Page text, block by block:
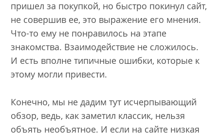
пришел за покупкой, но быстро покинул сайт,
не совершив ее, это выражение его мнения.
Что-то ему не понравилось на этапе
знакомства. Взаимодействие не сложилось.
И есть вполне типичные ошибки, которые к
этому могли привести.
Конечно, мы не дадим тут исчерпывающий
обзор, ведь, как заметил классик, нельзя
объять необъятное. И если на сайте низкая